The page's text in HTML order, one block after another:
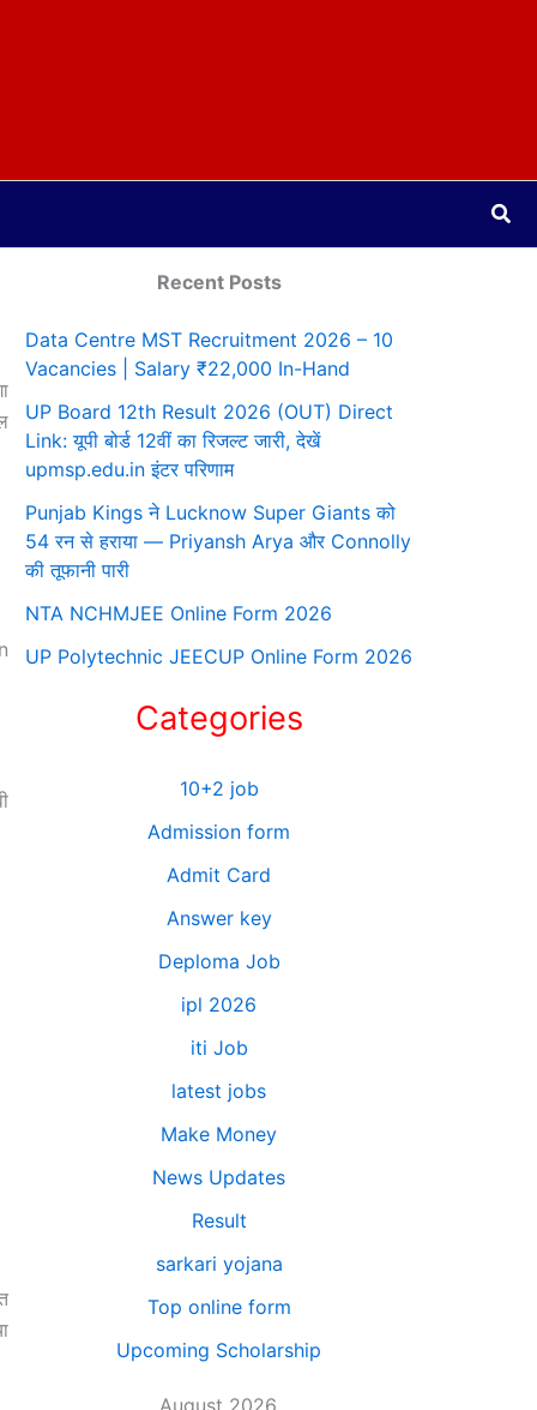
Recent Posts
Data Centre MST Recruitment 2026 – 10
Vacancies | Salary ₹22,000 In-Hand
UP Board 12th Result 2026 (OUT) Direct
Link: यूपी बोर्ड 12वीं का रिजल्ट जारी, देखें
upmsp.edu.in इंटर परिणाम
Punjab Kings ने Lucknow Super Giants को
54 रन से हराया — Priyansh Arya और Connolly
की तूफानी पारी
NTA NCHMJEE Online Form 2026
UP Polytechnic JEECUP Online Form 2026
Categories
10+2 job
Admission form
Admit Card
Answer key
Deploma Job
ipl 2026
iti Job
latest jobs
Make Money
News Updates
Result
sarkari yojana
Top online form
Upcoming Scholarship